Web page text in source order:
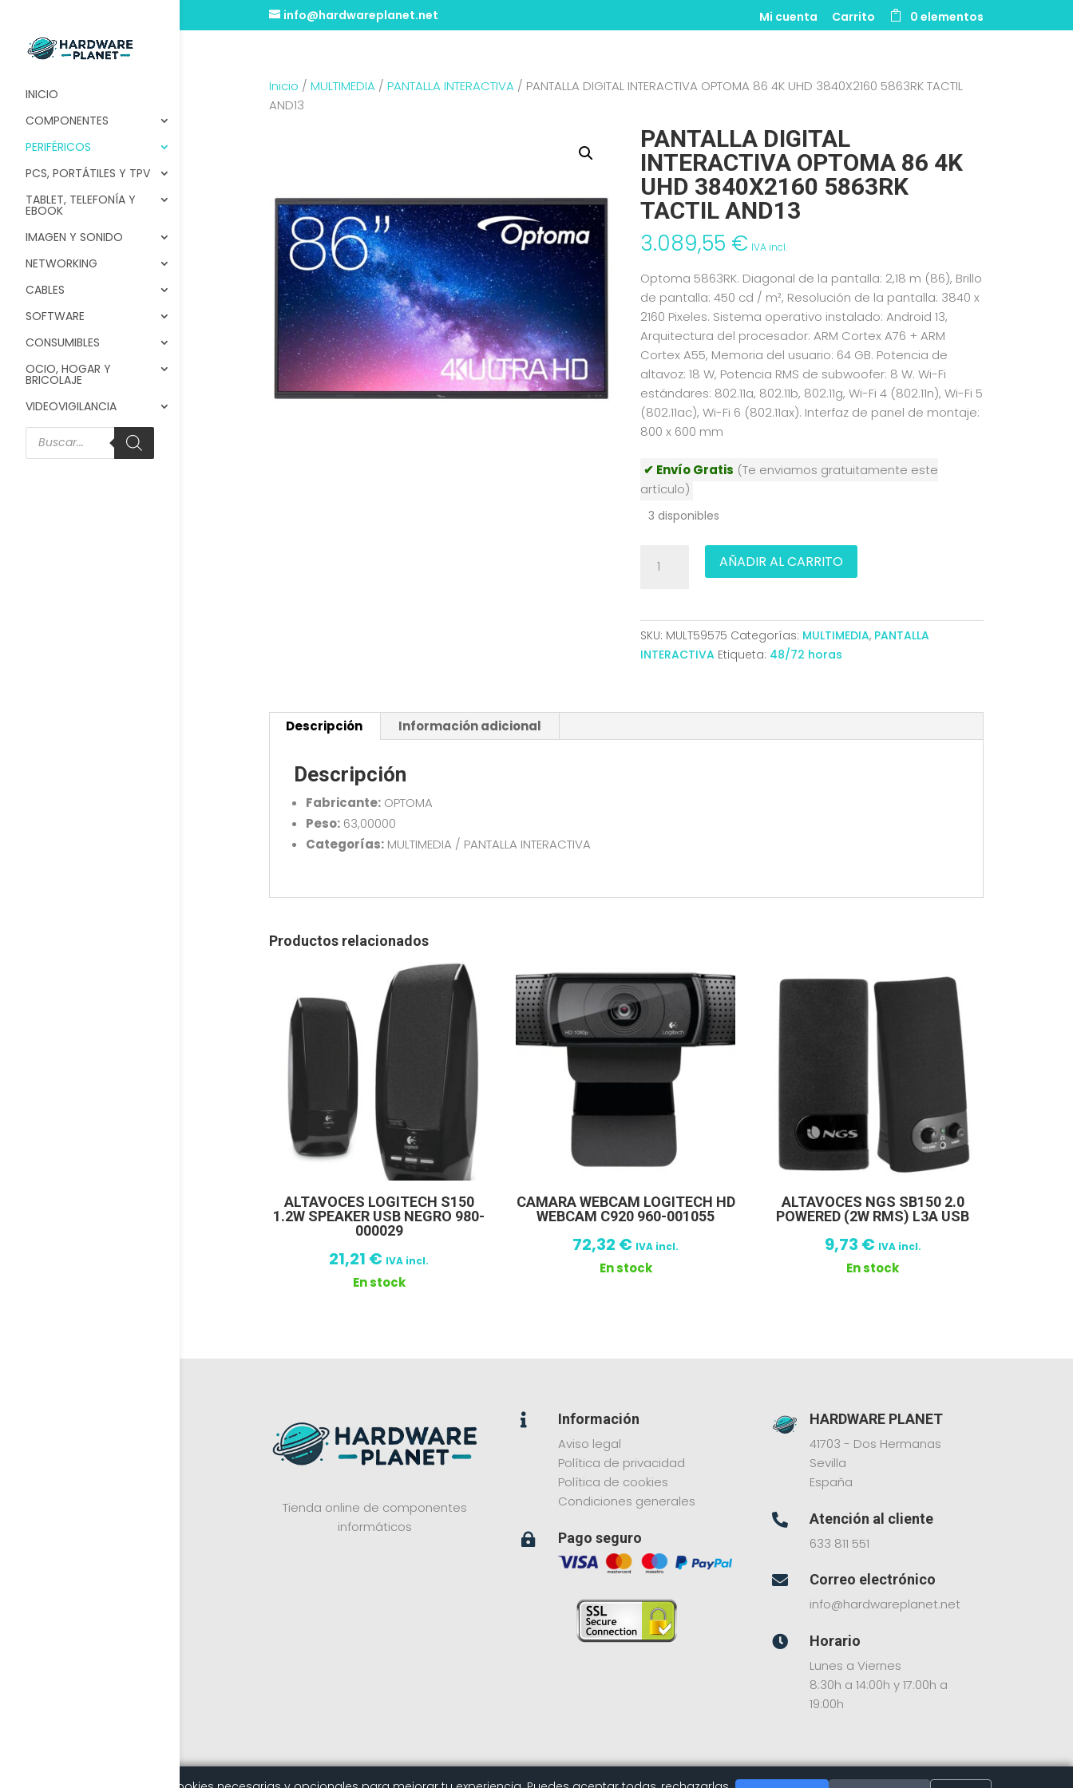
info@hardwareplanet.net Mi cuenta Carrito 0 elementos
INICIO
COMPONENTES
PERIFÉRICOS
PCS, PORTÁTILES Y TPV
TABLET, TELEFONÍA Y
EBOOK
IMAGEN Y SONIDO
NETWORKING
CABLES
SOFTWARE
CONSUMIBLES
OCIO, HOGAR Y
BRICOLAJE
VIDEOVIGILANCIA
Búsqueda
de
productos
Inicio / MULTIMEDIA/ PANTALLA INTERACTIVA/ PANTALLA DIGITAL INTERACTIVA OPTOMA 86 4K UHD 3840X2160 5863RK TACTIL
AND13
PANTALLA DIGITAL
INTERACTIVA OPTOMA 86 4K
UHD 3840X2160 5863RK
TACTIL AND13
3.089,55 € IVA incl.
Optoma 5863RK. Diagonal de la pantalla: 2,18 m (86), Brillo
de pantalla: 450 cd / m², Resolución de la pantalla: 3840 x
2160 Pixeles. Sistema operativo instalado: Android 13,
Arquitectura del procesador: ARM Cortex A76 + ARM
Cortex A55, Memoria del usuario: 64 GB. Potencia de
altavoz: 18 W, Potencia RMS de subwoofer: 8 W. Wi-Fi
estándares: 802.11a, 802.11b, 802.11g, Wi-Fi 4 (802.11n), Wi-Fi 5
(802.11ac), Wi-Fi 6 (802.11ax). Interfaz de panel de montaje:
800 x 600 mm
✔ Envío Gratis (Te enviamos gratuitamente este
artículo)
3 disponibles
DIGITAL
86
4K
AND13
AÑADIR AL CARRITO
SKU: MULT59575 Categorías: MULTIMEDIA, PANTALLA
INTERACTIVA Etiqueta: 48/72 horas
Descripción Información adicional
Descripción
Fabricante:OPTOMA
Peso:63,00000
Categorías:MULTIMEDIA / PANTALLA INTERACTIVA
Productos relacionados
ALTAVOCES LOGITECH S150
1.2W SPEAKER USB NEGRO 980-
000029
21,21 € IVA incl.
En stock
CAMARA WEBCAM LOGITECH HD
WEBCAM C920 960-001055
72,32 € IVA incl.
En stock
ALTAVOCES NGS SB150 2.0
POWERED (2W RMS) L3A USB
9,73 € IVA incl.
En stock
Tienda online de componentes
informáticos

Información
Aviso legal
Política de privacidad
Política de cookies
Condiciones generales
 Pago seguro
HARDWARE PLANET
41703 - Dos Hermanas
Sevilla
España

Atención al cliente
633 811 551

Correo electrónico
info@hardwareplanet.net

Horario
Lunes a Viernes
8:30h a 14:00h y 17:00h a
19:00h